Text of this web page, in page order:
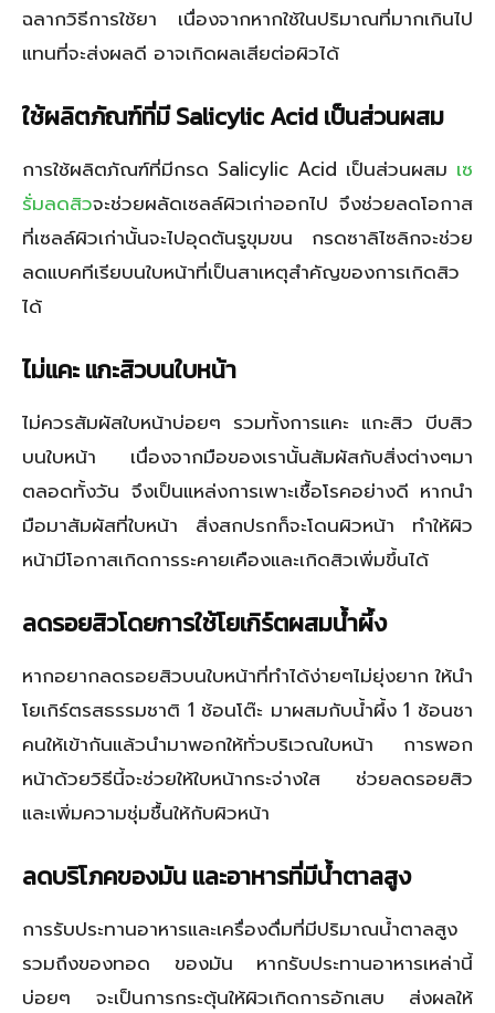
ฉลากวิธีการใช้ยา เนื่องจากหากใช้ในปริมาณที่มากเกินไป
แทนที่จะส่งผลดี อาจเกิดผลเสียต่อผิวได้
ใช้ผลิตภัณฑ์ที่มีSalicylic Acidเป็นส่วนผสม
การใช้ผลิตภัณฑ์ที่มีกรด Salicylic Acid เป็นส่วนผสม เซ
รั่มลดสิวจะช่วยผลัดเซลล์ผิวเก่าออกไป จึงช่วยลดโอกาส
ที่เซลล์ผิวเก่านั้นจะไปอุดตันรูขุมขน กรดซาลิไซลิกจะช่วย
ลดแบคทีเรียบนใบหน้าที่เป็นสาเหตุสำคัญของการเกิดสิว
ได้
ไม่แคะ แกะสิวบนใบหน้า
ไม่ควรสัมผัสใบหน้าบ่อยๆ รวมทั้งการแคะ แกะสิว บีบสิว
บนใบหน้า เนื่องจากมือของเรานั้นสัมผัสกับสิ่งต่างๆมา
ตลอดทั้งวัน จึงเป็นแหล่งการเพาะเชื้อโรคอย่างดี หากนำ
มือมาสัมผัสที่ใบหน้า สิ่งสกปรกก็จะโดนผิวหน้า ทำให้ผิว
หน้ามีโอกาสเกิดการระคายเคืองและเกิดสิวเพิ่มขึ้นได้
ลดรอยสิวโดยการใช้โยเกิร์ตผสมน้ำผึ้ง
หากอยากลดรอยสิวบนใบหน้าที่ทำได้ง่ายๆไม่ยุ่งยาก ให้นำ
โยเกิร์ตรสธรรมชาติ 1 ช้อนโต๊ะ มาผสมกับน้ำผึ้ง 1 ช้อนชา
คนให้เข้ากันแล้วนำมาพอกให้ทั่วบริเวณใบหน้า การพอก
หน้าด้วยวิธีนี้จะช่วยให้ใบหน้ากระจ่างใส ช่วยลดรอยสิว
และเพิ่มความชุ่มชื้นให้กับผิวหน้า
ลดบริโภคของมัน และอาหารที่มีน้ำตาลสูง
การรับประทานอาหารและเครื่องดื่มที่มีปริมาณน้ำตาลสูง
รวมถึงของทอด ของมัน หากรับประทานอาหารเหล่านี้
บ่อยๆ จะเป็นการกระตุ้นให้ผิวเกิดการอักเสบ ส่งผลให้